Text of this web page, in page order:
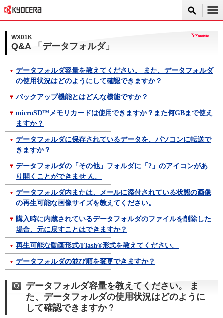
WX01K
Q&A 「データフォルダ」
データフォルダ容量を教えてください。 また、データフォルダ
の使用状況はどのようにして確認できますか？
バックアップ機能とはどんな機能ですか？
microSD™メモリカードは使用できますか？また何GBまで使え
ますか？
データフォルダに保存されているデータを、パソコンに転送で
きますか？
データフォルダの「その他」フォルダに「?」のアイコンがあ
り開くことができませ ん。
データフォルダ内または、メールに添付されている状態の画像
の再生可能な画像サイズを教えてください。
購入時に内蔵されているデータフォルダのファイルを削除した
場合、元に戻すことはできますか？
再生可能な動画形式/Flash®形式を教えてください。
データフォルダの並び順を変更できますか？
データフォルダ容量を教えてください。 ま
た、データフォルダの使用状況はどのように
して確認できますか？